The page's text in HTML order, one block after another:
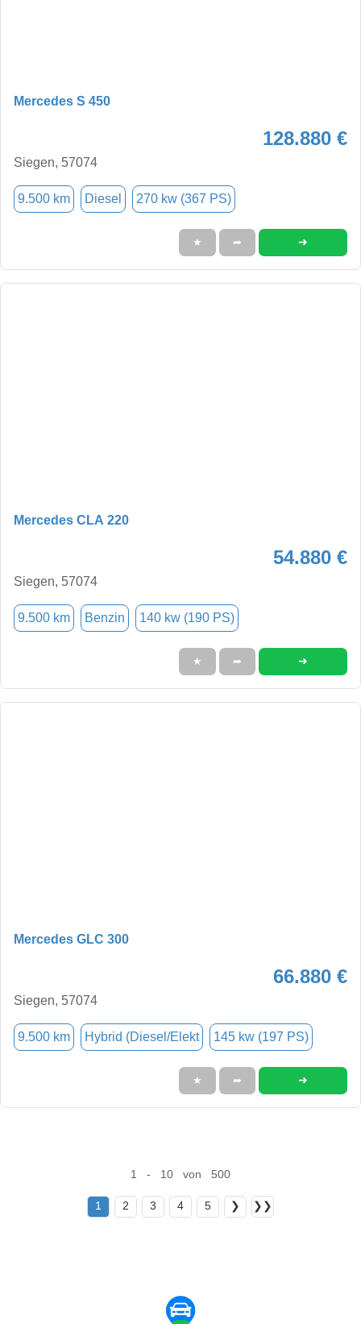
Mercedes S 450
128.880 €
Siegen, 57074
9.500 km Diesel 270 kw (367 PS)
★ ➦ ➜
Mercedes CLA 220
54.880 €
Siegen, 57074
9.500 km Benzin 140 kw (190 PS)
★ ➦ ➜
Mercedes GLC 300
66.880 €
Siegen, 57074
9.500 km Hybrid (Diesel/Elekt 145 kw (197 PS)
★ ➦ ➜
1 - 10 von 500
1 2 3 4 5 ❯ ❯❯